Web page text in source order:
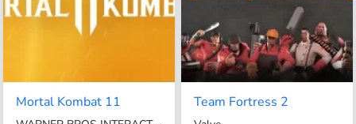
Mortal Kombat 11 Team Fortress 2